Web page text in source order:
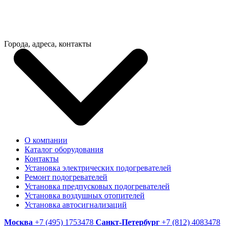
Города, адреса, контакты
О компании
Каталог оборудования
Контакты
Установка электрических подогревателей
Ремонт подогревателей
Установка предпусковых подогревателей
Установка воздушных отопителей
Установка автосигнализаций
Москва +7 (495) 1753478 Санкт-Петербург +7 (812) 4083478